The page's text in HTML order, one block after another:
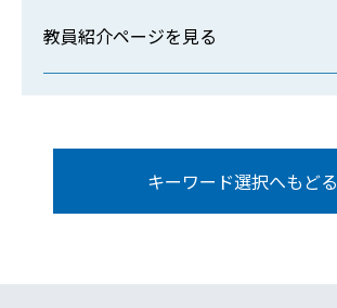
教員紹介ページを見る
キーワード選択へもどる